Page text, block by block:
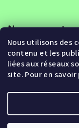
Nous utilisons des
contenu et les
liées aux réseaux
site. Pour en savoir
Nous